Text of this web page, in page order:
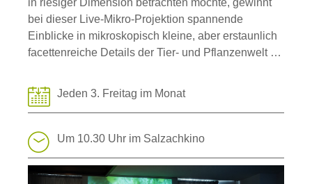
in riesiger Dimension betrachten möchte, gewinnt
bei dieser Live-Mikro-Projektion spannende
Einblicke in mikroskopisch kleine, aber erstaunlich
facettenreiche Details der Tier- und Pflanzenwelt …
Jeden 3. Freitag im Monat
Um 10.30 Uhr im Salzachkino